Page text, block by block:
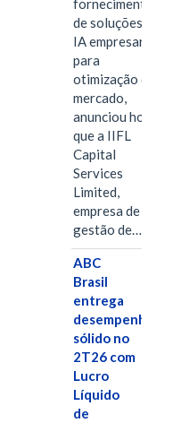
fornecimento
de soluções de
IA empresarial
para
otimização de
mercado,
anunciou hoje
que a IIFL
Capital
Services
Limited,
empresa de
gestão de…
ABC
Brasil
entrega
desempenho
sólido no
2T26 com
Lucro
Líquido
de